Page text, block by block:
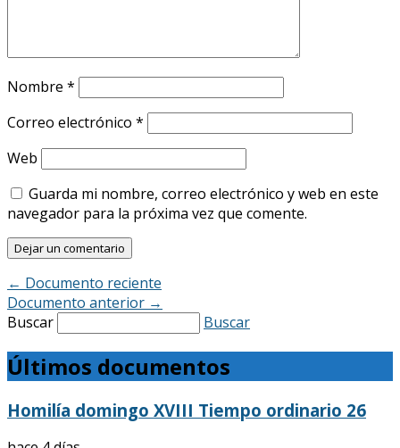
Nombre *
Correo electrónico *
Web
Guarda mi nombre, correo electrónico y web en este
navegador para la próxima vez que comente.
← Documento reciente
Documento anterior →
Buscar
Buscar
Últimos documentos
Homilía domingo XVIII Tiempo ordinario 26